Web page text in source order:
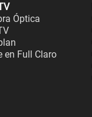
Óptica
en Full Claro